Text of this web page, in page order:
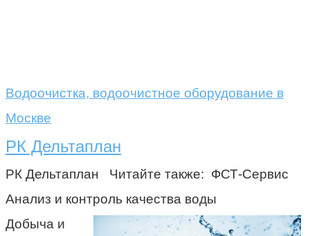
Водоочистка, водоочистное оборудование в
Москве
РК Дельтаплан
РК Дельтаплан Читайте также: ФСТ-Сервис
Анализ и контроль качества воды
Добыча и